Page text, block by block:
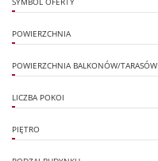
SYMBOL OFERTY
POWIERZCHNIA
POWIERZCHNIA BALKONÓW/TARASÓW
LICZBA POKOI
PIĘTRO